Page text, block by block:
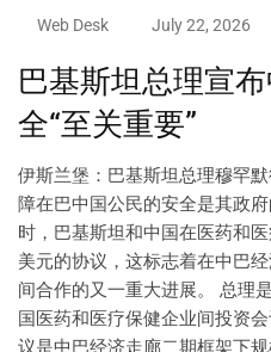
Web Desk July 22, 2026
巴基斯坦总理宣
全“至关重要”
伊斯兰堡：巴基斯坦总理穆罕
障在巴中国公民的安全是其政
时，巴基斯坦和中国在医药和
美元的协议，这标志着在中巴
间合作的又一重大进展。 总理
国医药和医疗保健企业间投资
议是中巴经济走廊二期框架下